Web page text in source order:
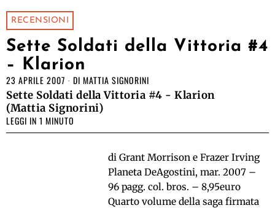
RECENSIONI
Sette Soldati della Vittoria #4
– Klarion
23 APRILE 2007 DI MATTIA SIGNORINI
Sette Soldati della Vittoria #4 - Klarion
(Mattia Signorini)
LEGGI IN 1 MINUTO
di Grant Morrison e Frazer Irving
Planeta DeAgostini, mar. 2007 –
96 pagg. col. bros. – 8,95euro
Quarto volume della saga firmata